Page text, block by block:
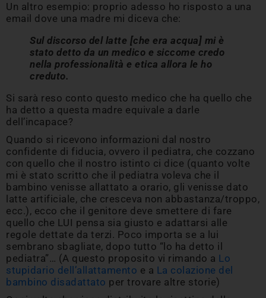
Un altro esempio: proprio adesso ho risposto a una
email dove una madre mi diceva che:
Sul discorso del latte [che era acqua] mi è
stato detto da un medico e siccome credo
nella professionalità e etica allora le ho
creduto.
Si sarà reso conto questo medico che ha quello che
ha detto a questa madre equivale a darle
dell’incapace?
Quando si ricevono informazioni dal nostro
confidente di fiducia, ovvero il pediatra, che cozzano
con quello che il nostro istinto ci dice (quanto volte
mi è stato scritto che il pediatra voleva che il
bambino venisse allattato a orario, gli venisse dato
latte artificiale, che cresceva non abbastanza/troppo,
ecc.), ecco che il genitore deve smettere di fare
quello che LUI pensa sia giusto e adattarsi alle
regole dettate da terzi. Poco importa se a lui
sembrano sbagliate, dopo tutto “lo ha detto il
pediatra”… (A questo proposito vi rimando a Lo
stupidario dell’allattamento e a La colazione del
bambino disadattato per trovare altre storie)